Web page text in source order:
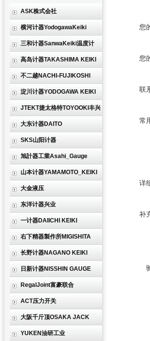
ASK株式会社
横河计器YodogawaKeiki
三和计器SanwaKeiki温度计
高岛计器TAKASHIMA KEIKI
不二越NACHI-FUJIKOSHI
淀川计器YODOGAWA KEIKI
JTEKT捷太格特TOYOOKI丰兴
大东计器DAITO
SKS山阳计器
旭計器工業Asahi_Gauge
山本计器YAMAMOTO_KEIKI
大金液压
东洋计器兴业
一计器DAIICHI KEIKI
右下精器製作所MIGISHITA
长野计器NAGANO KEIKI
日新计器NISSHIN GAUGE
RegalJoint富豪联合
ACT压力开关
大阪千斤顶OSAKA JACK
YUKEN油研工业
您
您
联
常
详
补